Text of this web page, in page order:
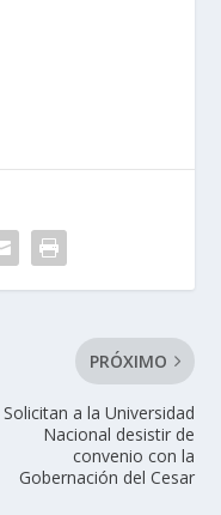
PRÓXIMO
Solicitan a la Universidad
Nacional desistir de
convenio con la
Gobernación del Cesar